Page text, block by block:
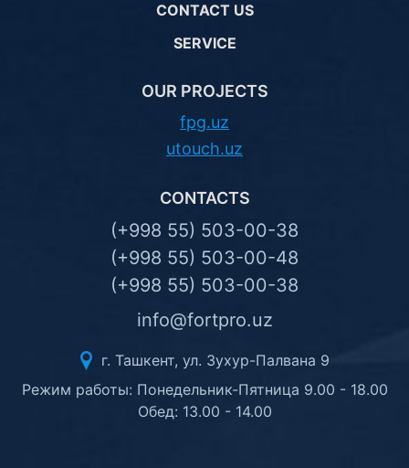
CONTACT US
SERVICE
OUR PROJECTS
fpg.uz
utouch.uz
CONTACTS
(+998 55) 503-00-38
(+998 55) 503-00-48
(+998 55) 503-00-38
info@fortpro.uz
г. Ташкент, ул. Зухур-Палвана 9
Режим работы: Понедельник-Пятница 9.00 - 18.00
Обед: 13.00 - 14.00